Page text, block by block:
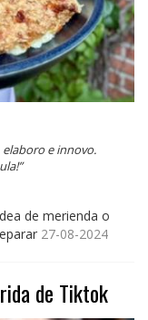
elaboro e innovo.
de merienda o
27-08-2024
de Tiktok